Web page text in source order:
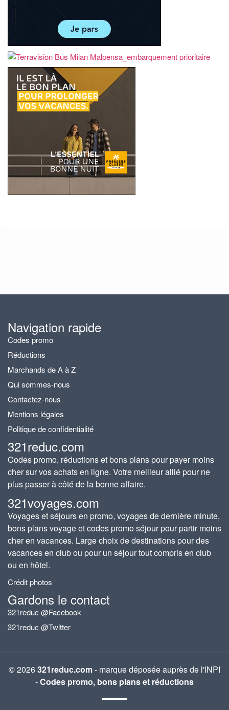
Navigation rapide
Codes promo
Réductions
Marchands de A à Z
Qui sommes-nous
Contactez-nous
Mentions légales
Politique de confidentialité
321reduc.com
Codes promo, réductions et bons plans pour payer moins
cher sur vos achats en ligne. Votre meilleur allié pour ne
plus passer à côté de la bonne affaire.
321voyages.com
Voyages et séjours en promo, voyages de dernière minute,
bons plans voyage et codes promo séjour pour partir moins
cher en vacances. Large choix de destinations pour des
vacances en club ou pour un séjour tout compris en club
ou en hôtel.
Crédit photos
Gardons le contact
321reduc @Facebook
321reduc @Twitter
© 2026321reduc.com- marque déposée auprès de l'INPI
-Codes promo, bons plans et réductions